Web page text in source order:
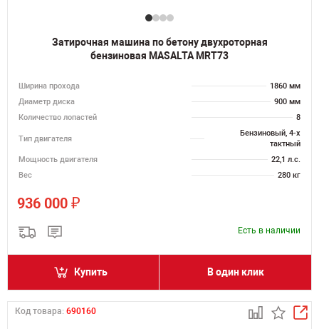
Затирочная машина по бетону двухроторная
бензиновая MASALTA MRT73
Ширина прохода
1860 мм
Диаметр диска
900 мм
Количество лопастей
8
Тип двигателя
Бензиновый, 4-х
тактный
Мощность двигателя
22,1 л.с.
Вес
280 кг
936 000 ₽
Есть в наличии
Купить В один клик
Код товара: 690160